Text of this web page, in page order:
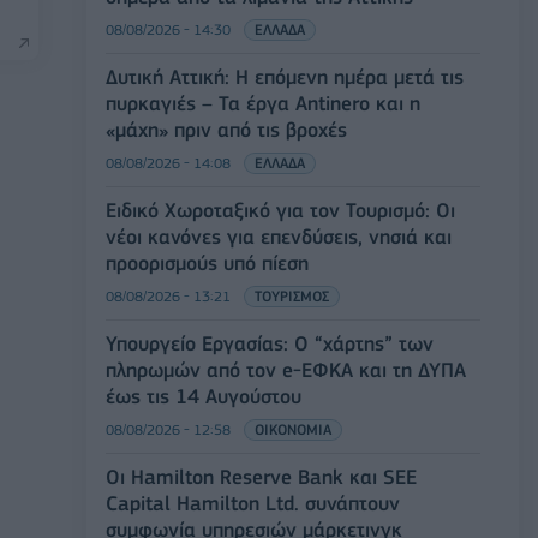
08/08/2026 - 14:30 ΕΛΛΑΔΑ
Δυτική Αττική: Η επόμενη ημέρα μετά τις
πυρκαγιές – Τα έργα Antinero και η
«μάχη» πριν από τις βροχές
08/08/2026 - 14:08 ΕΛΛΑΔΑ
Ειδικό Χωροταξικό για τον Τουρισμό: Οι
νέοι κανόνες για επενδύσεις, νησιά και
προορισμούς υπό πίεση
08/08/2026 - 13:21 ΤΟΥΡΙΣΜΟΣ
Υπουργείο Εργασίας: Ο “χάρτης” των
πληρωμών από τον e-ΕΦΚΑ και τη ΔΥΠΑ
έως τις 14 Αυγούστου
08/08/2026 - 12:58 ΟΙΚΟΝΟΜΙΑ
Οι Hamilton Reserve Bank και SEE
Capital Hamilton Ltd. συνάπτουν
συμφωνία υπηρεσιών μάρκετινγκ